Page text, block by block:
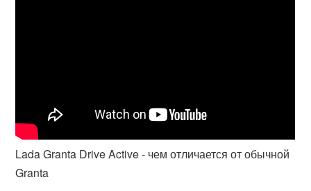
Lada Granta Drive Active - чем отличается от обычной
Granta